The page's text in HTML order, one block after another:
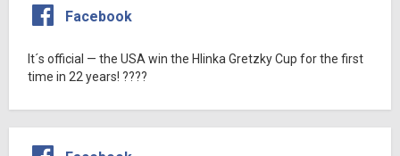
Facebook
It´s official — the USA win the Hlinka Gretzky Cup for the first
time in 22 years! ????